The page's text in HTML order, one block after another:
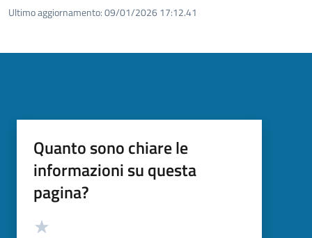
Ultimo aggiornamento:09/01/2026 17:12.41
Quanto sono chiare le
informazioni su questa
pagina?
Valutazione